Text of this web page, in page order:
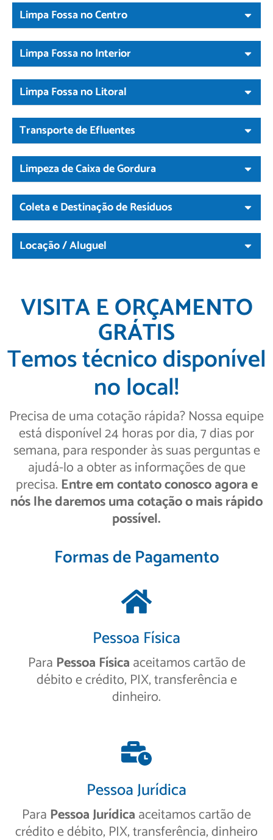
Limpa Fossa no Centro
Limpa Fossa no Interior
Limpa Fossa no Litoral
Transporte de Efluentes
Limpeza de Caixa de Gordura
Coleta e Destinação de Resíduos
Locação / Aluguel
VISITA E ORÇAMENTO
GRÁTIS
Temos técnico disponível
no local!
Precisa de uma cotação rápida? Nossa equipe
está disponível 24 horas por dia, 7 dias por
semana, para responder às suas perguntas e
ajudá-lo a obter as informações de que
precisa. Entre em contato conosco agora e
nós lhe daremos uma cotação o mais rápido
possível.
Formas de Pagamento
Pessoa Física
Para Pessoa Físicaaceitamos cartão de
débito e crédito, PIX, transferência e
dinheiro.
Pessoa Jurídica
Para Pessoa Jurídicaaceitamos cartão de
crédito e débito, PIX, transferência, dinheiro